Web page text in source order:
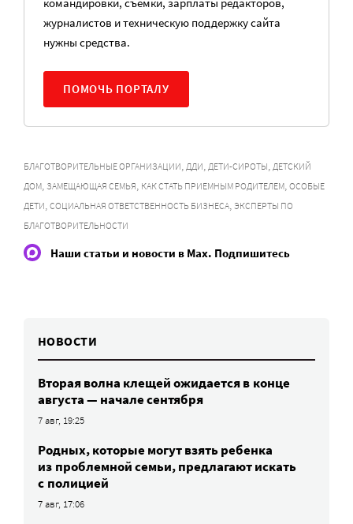
командировки, съемки, зарплаты редакторов,
журналистов и техническую поддержку сайта
нужны средства.
ПОМОЧЬ ПОРТАЛУ
БЛАГОТВОРИТЕЛЬНЫЕ ОРГАНИЗАЦИИ, ДДИ, ДЕТИ-СИРОТЫ, ДЕТСКИЙ
ДОМ, ЗАМЕЩАЮЩАЯ СЕМЬЯ, КАК СТАТЬ ПРИЕМНЫМ РОДИТЕЛЕМ, ОСОБЫЕ
ДЕТИ, СОЦИАЛЬНАЯ ОТВЕТСТВЕННОСТЬ БИЗНЕСА, ЭКСПЕРТЫ ПО
БЛАГОТВОРИТЕЛЬНОСТИ
Наши статьи и новости в Max. Подпишитесь
НОВОСТИ
Вторая волна клещей ожидается в конце
августа — начале сентября
7 авг, 19:25
Родных, которые могут взять ребенка
из проблемной семьи, предлагают искать
с полицией
7 авг, 17:06